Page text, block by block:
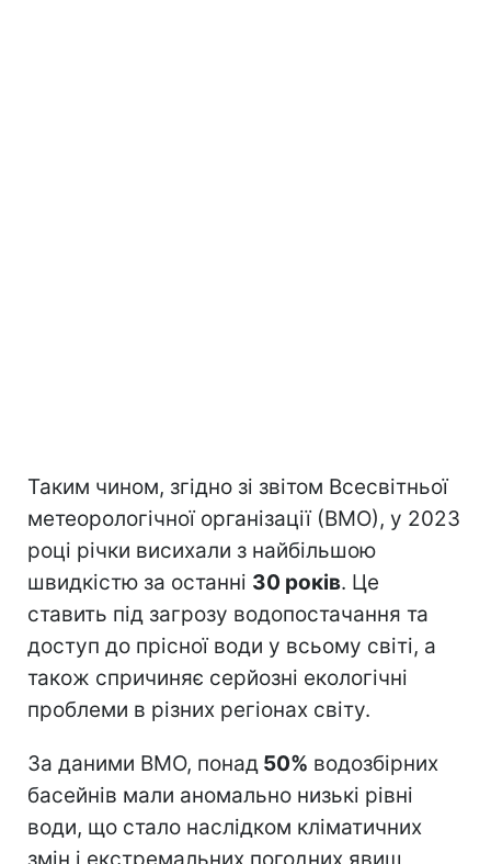
Таким чином, згідно зі звітом Всесвітньої
метеорологічної організації (ВМО), у 2023
році річки висихали з найбільшою
швидкістю за останні 30 років. Це
ставить під загрозу водопостачання та
доступ до прісної води у всьому світі, а
також спричиняє серйозні екологічні
проблеми в різних регіонах світу.
За даними ВМО, понад 50% водозбірних
басейнів мали аномально низькі рівні
води, що стало наслідком кліматичних
змін і екстремальних погодних явищ,